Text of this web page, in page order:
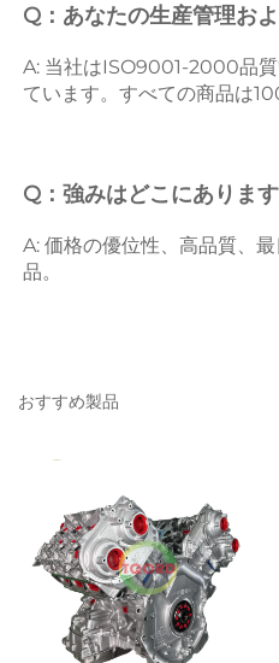
Q：あなたの生産管理お
A: 当社はISO9001-2000品
ています。すべての商品は
Q：強みはどこにありま
A: 価格の優位性、高品質、
品。
おすすめ製品